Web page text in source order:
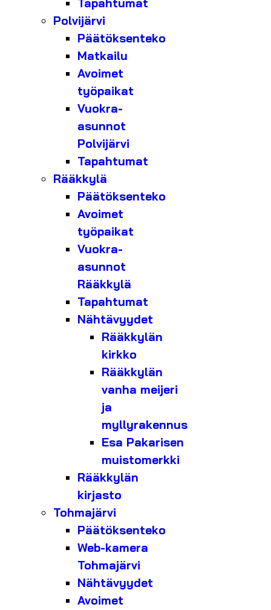
Tapahtumat
Polvijärvi
Päätöksenteko
Matkailu
Avoimet
työpaikat
Vuokra-
asunnot
Polvijärvi
Tapahtumat
Rääkkylä
Päätöksenteko
Avoimet
työpaikat
Vuokra-
asunnot
Rääkkylä
Tapahtumat
Nähtävyydet
Rääkkylän
kirkko
Rääkkylän
vanha meijeri
ja
myllyrakennus
Esa Pakarisen
muistomerkki
Rääkkylän
kirjasto
Tohmajärvi
Päätöksenteko
Web-kamera
Tohmajärvi
Nähtävyydet
Avoimet